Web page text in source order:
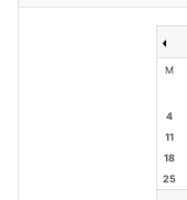
M
4
11
18
25